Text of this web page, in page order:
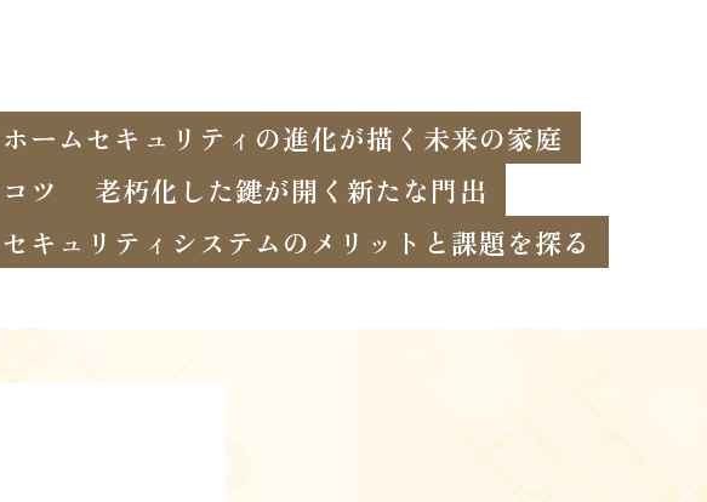
ームセキュリティの進化が描く未来の家庭
ツ
老朽化した鍵が開く新たな門出
キュリティシステムのメリットと課題を探る